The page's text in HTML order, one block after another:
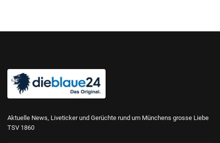
Aktuelle News, Liveticker und Gerüchte rund um Münchens grosse Liebe
TSV 1860